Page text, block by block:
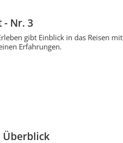
Nr. 3
gibt Einblick in das Reisen mit
Erfahrungen.
Überblick